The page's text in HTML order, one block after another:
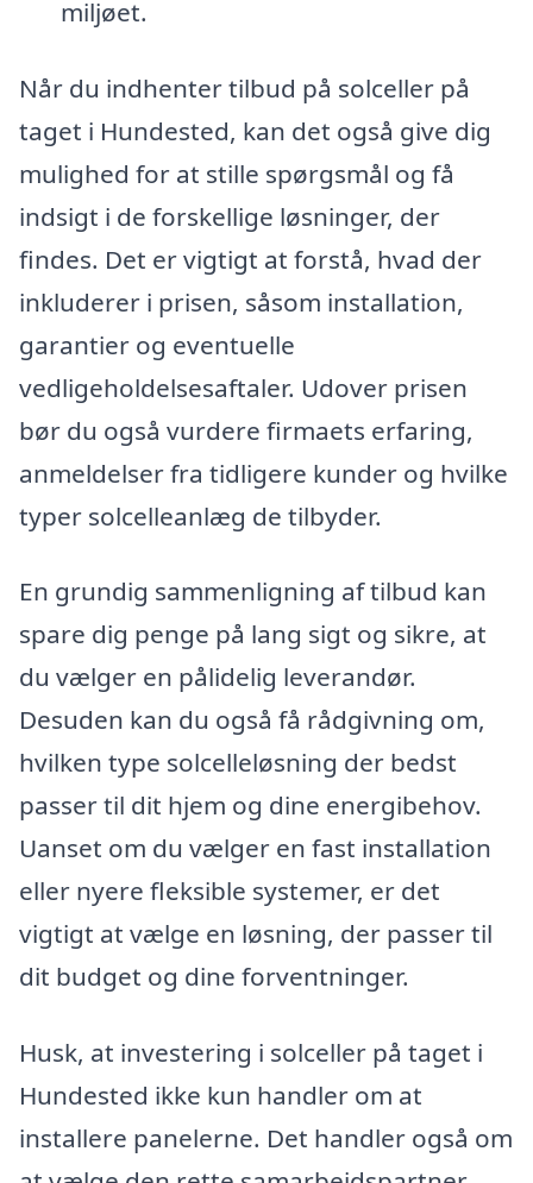
miljøet.
Når du indhenter tilbud på solceller på
taget i Hundested, kan det også give dig
mulighed for at stille spørgsmål og få
indsigt i de forskellige løsninger, der
findes. Det er vigtigt at forstå, hvad der
inkluderer i prisen, såsom installation,
garantier og eventuelle
vedligeholdelsesaftaler. Udover prisen
bør du også vurdere firmaets erfaring,
anmeldelser fra tidligere kunder og hvilke
typer solcelleanlæg de tilbyder.
En grundig sammenligning af tilbud kan
spare dig penge på lang sigt og sikre, at
du vælger en pålidelig leverandør.
Desuden kan du også få rådgivning om,
hvilken type solcelleløsning der bedst
passer til dit hjem og dine energibehov.
Uanset om du vælger en fast installation
eller nyere fleksible systemer, er det
vigtigt at vælge en løsning, der passer til
dit budget og dine forventninger.
Husk, at investering i solceller på taget i
Hundested ikke kun handler om at
installere panelerne. Det handler også om